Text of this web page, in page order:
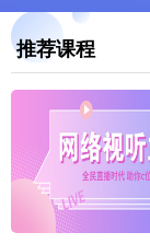
推荐课程